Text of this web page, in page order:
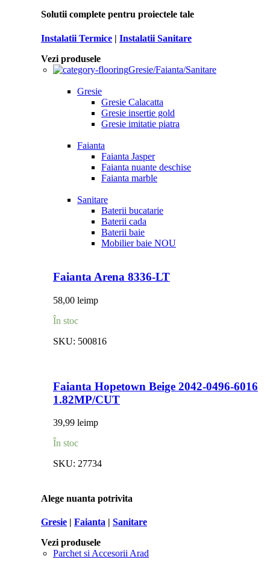
Solutii complete pentru proiectele tale
Instalatii Termice | Instalatii Sanitare
Vezi produsele
Gresie/Faianta/Sanitare
Gresie
Gresie Calacatta
Gresie insertie gold
Gresie imitatie piatra
Faianta
Faianta Jasper
Faianta nuante deschise
Faianta marble
Sanitare
Baterii bucatarie
Baterii cada
Baterii baie
Mobilier baie NOU
Faianta Arena 8336-LT
58,00 leimp
În stoc
SKU: 500816
Faianta Hopetown Beige 2042-0496-6016
1.82MP/CUT
39,99 leimp
În stoc
SKU: 27734
Alege nuanta potrivita
Gresie | Faianta | Sanitare
Vezi produsele
Parchet si Accesorii Arad